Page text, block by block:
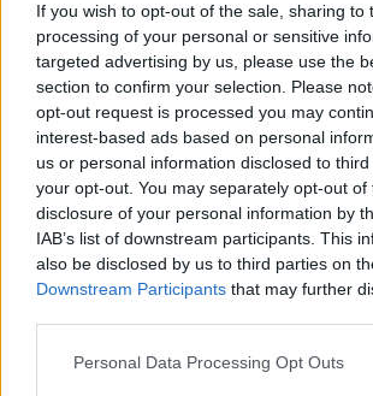
If you wish to opt-out of the sale, sharing to
processing of your personal or sensitive
targeted advertising by us, please use the
section to confirm your selection. Please
opt-out request is processed you may
interest-based ads based on personal
us or personal information disclosed to
your opt-out. You may separately opt-out of
disclosure of your personal information by
IAB’s list of downstream participants. This
also be disclosed by us to third parties on
Downstream Participants that may further
Please note that this website/app uses one
Personal Data Processing Opt Outs